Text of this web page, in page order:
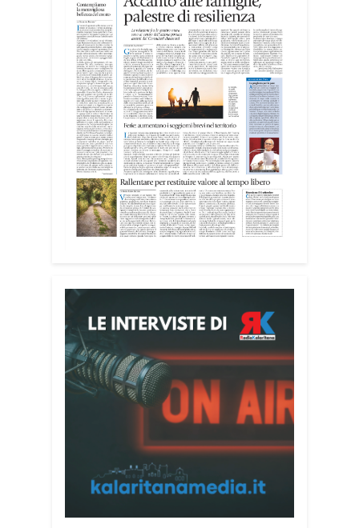
realtà del territorio, dall’assistenza agli
anziani e alle persone con disabilità
nelle attività dell’OAMI al supporto nei
centri di accoglienza per migranti, dove
contribuiscono anche alla cura degli
spazi comuni. «Prendersi cura degli
ambienti significa favorire accoglienza e
dignità», racconta Alessandro Adimari.
Tra i partecipanti anche i seminaristi,
impegnati accanto agli anziani della
casa di riposo Cristo Re.
«Un’esperienza di crescita umana e
Il programma dedica spazio anche ai
temi della pace e della cooperazione
nel Mediterraneo. Oggi pomeriggio, alla
Mediateca del Mediterraneo (MEM),
l’incontro con l’arcivescovo monsignor
Giuseppe Baturi ha approfondito il ruolo
dei giovani nella costruzione di ponti tra
inserito nel percorso “Cagliari Città della
Pace e del Mediterraneo”, progetto che
promuove il dialogo e la collaborazione